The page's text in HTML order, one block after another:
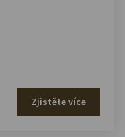
Zjistěte více